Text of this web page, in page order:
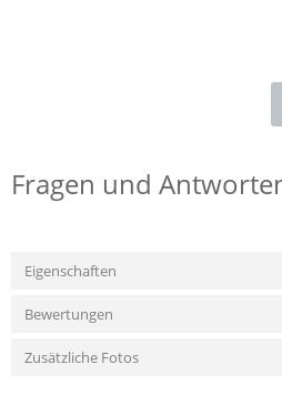
Fragen und
Eigenschaften
Bewertungen
Zusätzliche Fotos